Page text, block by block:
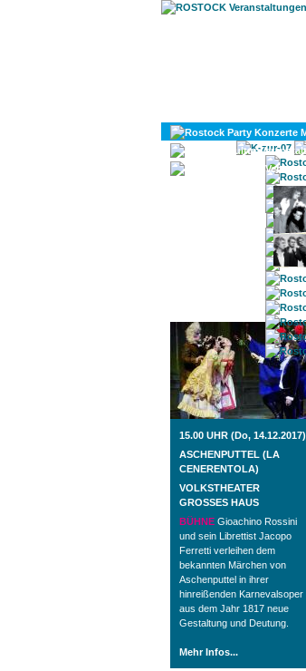
ROSTOCK TAGESTIPP
15.00 UHR (Do, 14.12.2017)
ASCHENPUTTEL (LA
CENERENTOLA)
VOLKSTHEATER
GROSSES HAUS
BÜHNE Gioachino Rossini
und sein Librettist Jacopo
Ferretti verleihen dem
bekannten Märchen von
Aschenputtel in ihrer
hinreißenden Karnevalsoper
aus dem Jahr 1817 neue
Gestaltung und Deutung.
Mehr Infos...